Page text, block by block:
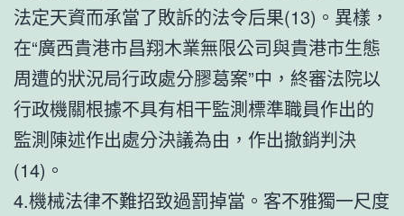
法定天資而承當了敗訴的法令后果(13)。異樣，
在“廣西貴港市昌翔木業無限公司與貴港市生態
周遭的狀況局行政處分膠葛案”中，終審法院以
行政機關根據不具有相干監測標準職員作出的
監測陳述作出處分決議為由，作出撤銷判決
(14)。
4.機械法律不難招致過罰掉當。客不雅獨一尺度